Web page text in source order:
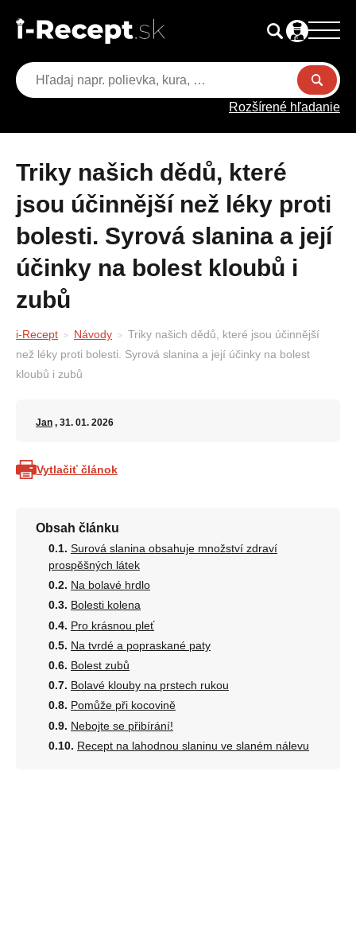
Rozšírené hľadanie
Triky našich dědů, které
jsou účinnější než léky proti
bolesti. Syrová slanina a její
účinky na bolest kloubů i
zubů
i-Recept Návody
Triky našich dědů, které jsou účinnější
než léky proti bolesti. Syrová slanina a její účinky na bolest
kloubů i zubů
Jan , 31. 01. 2026
Vytlačiť článok
Obsah článku
Surová slanina obsahuje množství zdraví
prospěšných látek
Na bolavé hrdlo
Bolesti kolena
Pro krásnou pleť
Na tvrdé a popraskané paty
Bolest zubů
Bolavé klouby na prstech rukou
Pomůže při kocovině
Nebojte se přibírání!
Recept na lahodnou slaninu ve slaném nálevu